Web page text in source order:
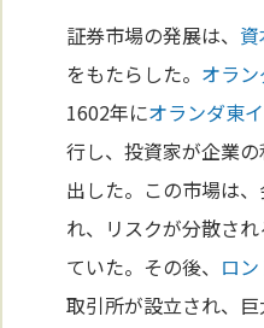
証券市場の発展は、
をもたらした。 オラ
1602年にオランダ東
行し、投資家が企業
出した。この市場は
れ、リスクが分散さ
ていた。その後、 ロ
取引所が設立され、